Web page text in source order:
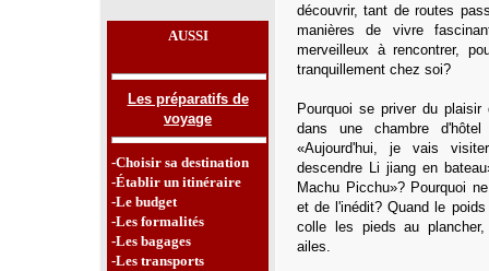
AUSSI
Les préparatifs de
voyage
-Choisir sa destination
-Établir un itinéraire
-Le budget
-Les formalités
-Les bagages
-Les transports
découvrir, tant de routes
manières de vivre
merveilleux à rencontrer,
tranquillement chez soi?
Pourquoi se priver du
dans une chambre
«Aujourd'hui, je vais
descendre Li jiang en
Machu Picchu»? Pourquoi
et de l'inédit? Quand le
colle les pieds au
ailes.